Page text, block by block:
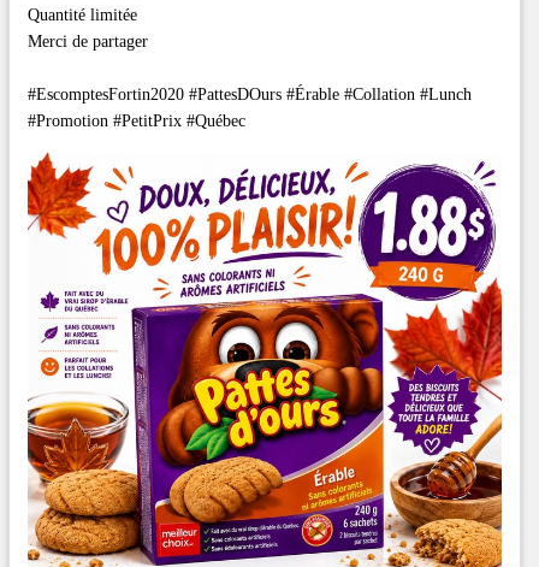
Quantité limitée
Merci de partager
#EscomptesFortin2020 #PattesDOurs #Érable #Collation #Lunch
#Promotion #PetitPrix #Québec